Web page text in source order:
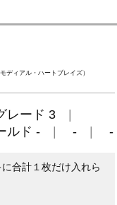
モディアル・ハートブレイズ）
レード 3
ルド - - -
合計１枚だけ入れら